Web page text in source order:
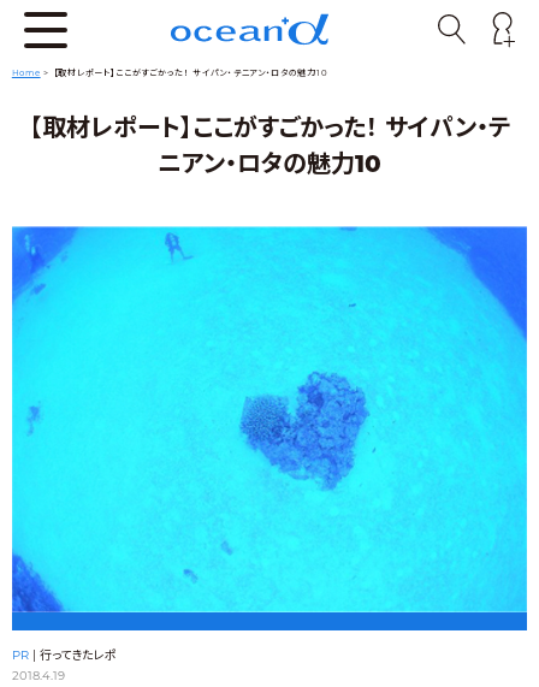
Home > 【取材レポート】ここがすごかった！ サイパン・テニアン・ロタの魅力10
【取材レポート】ここがすごかった！ サイパン・テ
ニアン・ロタの魅力10
PR | 行ってきたレポ
2018.4.19